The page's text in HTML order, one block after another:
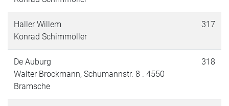
Haller Willem
Konrad Schimmöller
317
De Auburg
Walter Brockmann, Schumannstr. 8 . 4550
Bramsche
318